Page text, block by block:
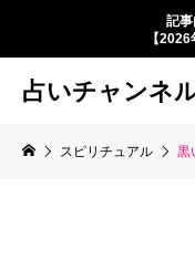
記事
【
占いチャンネ
スピリチュアル 黒